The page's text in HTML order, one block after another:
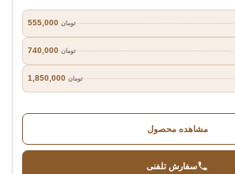
555,000 تومان
740,000 تومان
1,850,000 تومان
مشاهده محصول
سفارش تلفنی